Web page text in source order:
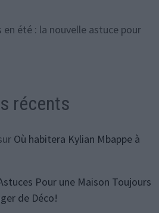
été : la nouvelle astuce pour
récents
Où habitera Kylian Mbappe à
Pour une Maison Toujours
de Déco!